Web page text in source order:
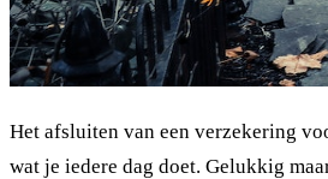
Het afsluiten van een verzekering
wat je iedere dag doet. Gelukkig